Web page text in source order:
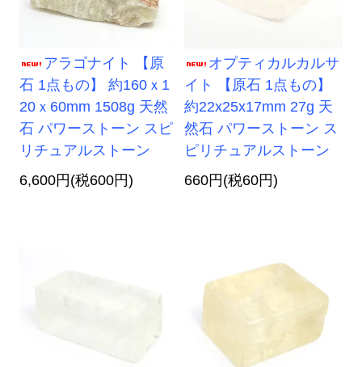
アラゴナイト 【原
石 1点もの】 約160ｘ1
20ｘ60mm 1508g 天然
石 パワーストーン スピ
リチュアルストーン
6,600円(税600円)
オプティカルカルサ
イト 【原石 1点もの】
約22x25x17mm 27g 天
然石 パワーストーン ス
ピリチュアルストーン
660円(税60円)